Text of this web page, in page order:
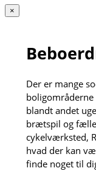
×
Der er mange
blandt andet
brætspil og
cykelværksted,
hvad der kan
finde noget til